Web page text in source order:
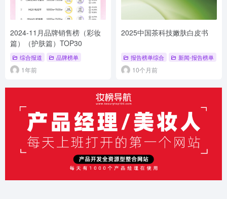
2024-11月品牌销售榜（彩妆
篇）（护肤篇）TOP30
综合报道 品牌榜单
1年前
2025中国茶科技嫩肤白皮书
报告榜单综合 新闻-报告榜单
10个月前